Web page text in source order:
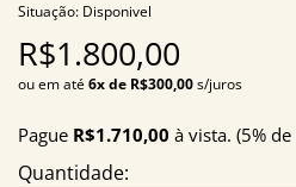
Situação: Disponivel
R$1.800,00
ou em até6x de R$300,00s/juros
Pague R$1.710,00 à vista. (5%
Quantidade: